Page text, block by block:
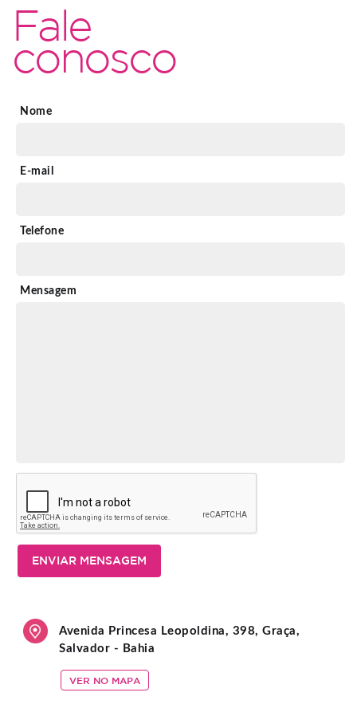
Fale
conosco
Nome
E-mail
Telefone
Mensagem
ENVIAR MENSAGEM
Avenida Princesa Leopoldina, 398, Graça,
Salvador - Bahia
VER NO MAPA